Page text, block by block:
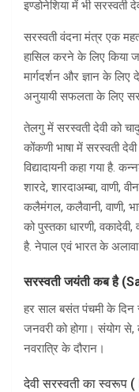
इण्डोनेशिया में भी सरस्वती
सरस्वती वंदना मंत्र एक
हासिल करने के लिए किया
मार्गदर्शन और ज्ञान के
अनुयायी सफलता के लिए
तेलगु में सरस्वती देवी को
कोंकणी भाषा में सरस्वती देवी
विद्यादायनी कहा गया है.
शारदे, शारदाअम्बा, वाणी,
कलैमंगल, कलैवानी, वाणी,
को पुस्तका धारणी, वकादेवी,
है. नेपाल एवं भारत के अलावा
सरस्वती जयंती कब है
हर साल बसंत पंचमी के दिन
जनवरी को होगा। संयोग
नवरात्रि के दौरान।
देवी सरस्वती का